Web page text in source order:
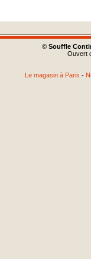
© Souffle
Ouvert
Le magasin à Paris -